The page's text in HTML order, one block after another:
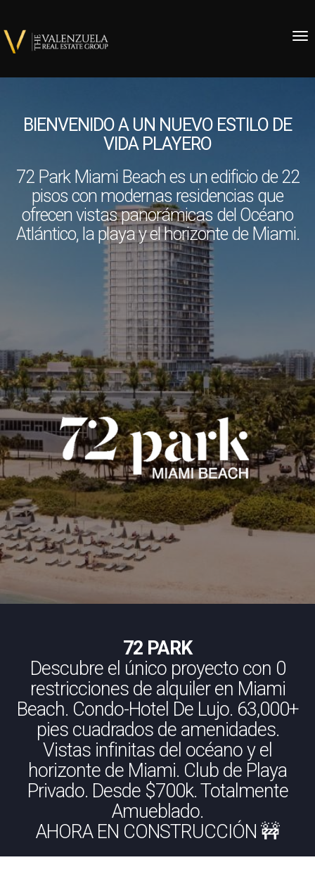
BIENVENIDO A UN NUEVO ESTILO DE
VIDA PLAYERO
72 Park Miami Beach es un edificio de 22
pisos con modernas residencias que
ofrecen vistas panorámicas del Océano
Atlántico, la playa y el horizonte de Miami.
72 PARK
Descubre el único proyecto con 0
restricciones de alquiler en Miami
Beach. Condo-Hotel De Lujo. 63,000+
pies cuadrados de amenidades.
Vistas infinitas del océano y el
horizonte de Miami. Club de Playa
Privado. Desde $700k. Totalmente
Amueblado.
AHORA EN CONSTRUCCIÓN 🚧